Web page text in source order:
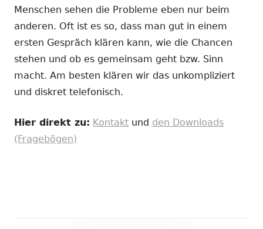
Menschen sehen die Probleme eben nur beim
anderen. Oft ist es so, dass man gut in einem
ersten Gespräch klären kann, wie die Chancen
stehen und ob es gemeinsam geht bzw. Sinn
macht. Am besten klären wir das unkompliziert
und diskret telefonisch.
Hier direkt zu: Kontakt und den Downloads
(Fragebögen)